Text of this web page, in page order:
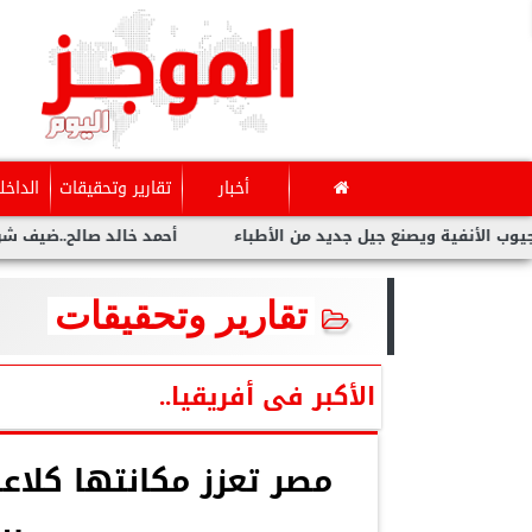
أخبار تقارير وتحقيقات
أحمد خالد صالح..ضيف شرف ويصنع جيل جديد من الأطباء
تقارير وتحقيقات
الأكبر فى أفريقيا..
مصر تعزز مكانتها